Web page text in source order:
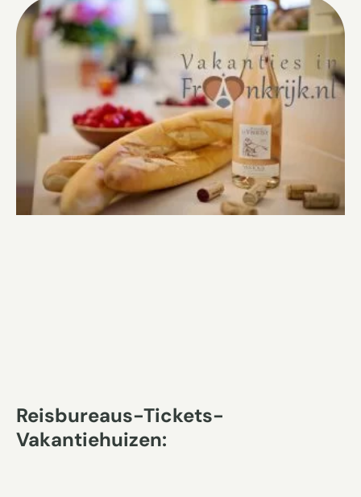
Reisbureaus-Tickets-
Vakantiehuizen: